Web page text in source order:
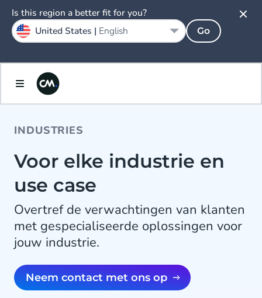
INDUSTRIES
Voor elke industrie en
use case
Overtref de verwachtingen van klanten
met gespecialiseerde oplossingen voor
jouw industrie.
Neem contact met ons op
Is this region a better fit for you?
United States | English Go